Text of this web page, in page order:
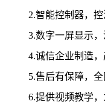
2.智能控制器，
3.数字一屏显示
4.诚信企业制造，
5.售后有保障，全
6.提供视频教学，